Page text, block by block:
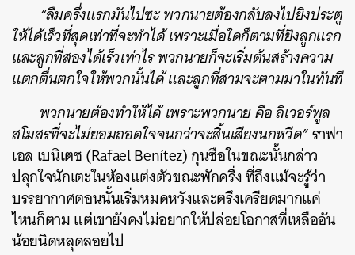
“ลืมครึ่งแรกมันไปซะ พวกนายต้องกลับลงไปยิงประตู
ให้ได้เร็วที่สุดเท่าที่จะทำได้ เพราะเมื่อใดก็ตามที่ยิงลูกแรก
และลูกที่สองได้เร็วเท่าไร พวกนายก็จะเริ่มต้นสร้างความ
แตกตื่นตกใจให้พวกนั้นได้ และลูกที่สามจะตามมาในทันที
พวกนายต้องทำให้ได้ เพราะพวกนาย คือ ลิเวอร์พูล
สโมสรที่จะไม่ยอมถอดใจจนกว่าจะสิ้นเสียงนกหวีด”ราฟา
เอล เบนิเตซ (Rafael Benítez) กุนซือในขณะนั้นกล่าว
ปลุกใจนักเตะในห้องแต่งตัวขณะพักครึ่ง ที่ถึงแม้จะรู้ว่า
บรรยากาศตอนนั้นเริ่มหมดหวังและตรึงเครียดมากแค่
ไหนก็ตาม แต่เขายังคงไม่อยากให้ปล่อยโอกาสที่เหลืออัน
น้อยนิดหลุดลอยไป